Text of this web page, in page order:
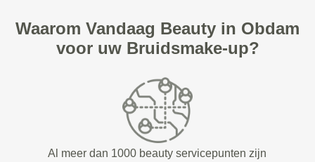
Waarom Vandaag Beauty in Obdam
voor uw Bruidsmake-up?
Al meer dan 1000 beauty servicepunten zijn